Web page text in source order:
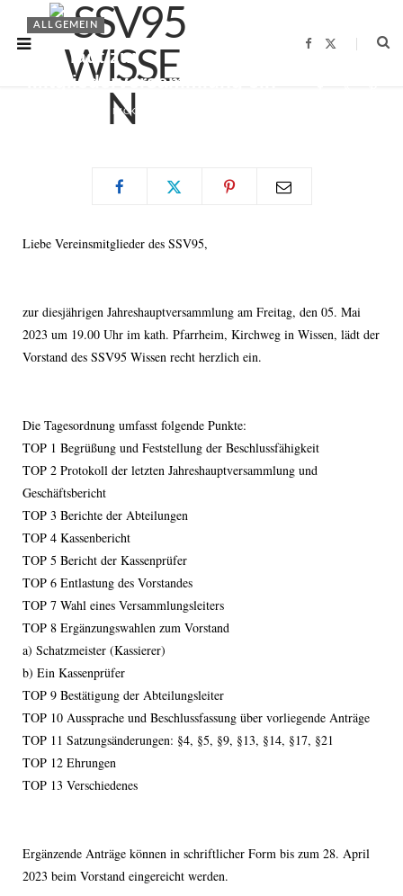
F
ALLGEMEIN
SSV lädt zur
Mitgliederversammlung ein
CHRISTOPHER NICKEL
Liebe Vereinsmitglieder des SSV95,
zur diesjährigen Jahreshauptversammlung am Freitag, den 05. Mai
2023 um 19.00 Uhr im kath. Pfarrheim, Kirchweg in Wissen, lädt der
Vorstand des SSV95 Wissen recht herzlich ein.
Die Tagesordnung umfasst folgende Punkte:
TOP 1 Begrüßung und Feststellung der Beschlussfähigkeit
TOP 2 Protokoll der letzten Jahreshauptversammlung und
Geschäftsbericht
TOP 3 Berichte der Abteilungen
TOP 4 Kassenbericht
TOP 5 Bericht der Kassenprüfer
TOP 6 Entlastung des Vorstandes
TOP 7 Wahl eines Versammlungsleiters
TOP 8 Ergänzungswahlen zum Vorstand
a) Schatzmeister (Kassierer)
b) Ein Kassenprüfer
TOP 9 Bestätigung der Abteilungsleiter
TOP 10 Aussprache und Beschlussfassung über vorliegende Anträge
TOP 11 Satzungsänderungen: §4, §5, §9, §13, §14, §17, §21
TOP 12 Ehrungen
TOP 13 Verschiedenes
Ergänzende Anträge können in schriftlicher Form bis zum 28. April
2023 beim Vorstand eingereicht werden.